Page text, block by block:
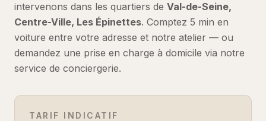
intervenons dans les quartiers de Val-de-Seine,
Centre-Ville, Les Épinettes. Comptez 5 min en
voiture entre votre adresse et notre atelier — ou
demandez une prise en charge à domicile via notre
service de conciergerie.
TARIF INDICATIF